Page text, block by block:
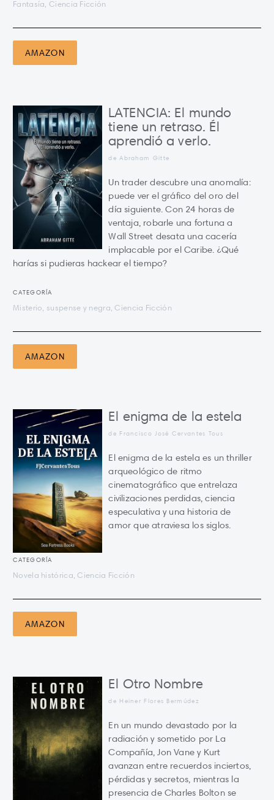
Fantasía, Ciencia Ficción
AMAZON
LATENCIA: El mundo
tiene un retraso. Él
aprendió a verlo.
de Abraham Gitte
Un trader descubre una anomalía:
puede ver el gráfico del oro del
día siguiente. Con 24 horas de
ventaja, robarle una fortuna a
Wall Street desata una cacería
implacable por el Caribe. ¿Qué
harías si pudieras hackear el tiempo?
CATEGORÍA
Misterio, suspense y negra, Ciencia Ficción
AMAZON
El enigma de la estela
de Francisco José Cervantes Tous
El enigma de la estela es un thriller
arqueológico de ritmo
cinematográfico que entrelaza
civilizaciones perdidas, ciencia
especulativa y una historia de
amor que atraviesa los siglos.
CATEGORÍA
Novela histórica, Ciencia Ficción
AMAZON
El Otro Nombre
de Heiner Flores Bermúdez
En un mundo devastado por la
radiación y sometido por La
Compañía, Jon Vane y Kurt
avanzan entre recuerdos inciertos,
pérdidas y secretos, mientras la
presencia de Charles Bolton se